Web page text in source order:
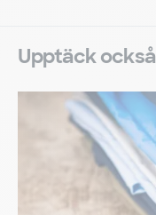
Upptäck också